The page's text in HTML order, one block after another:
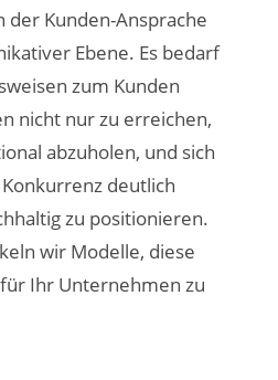
Kunden-Ansprache
Ebene. Es bedarf
zum Kunden
nicht nur zu erreichen,
abzuholen, und sich
deutlich
zu positionieren.
wir Modelle, diese
Ihr Unternehmen zu